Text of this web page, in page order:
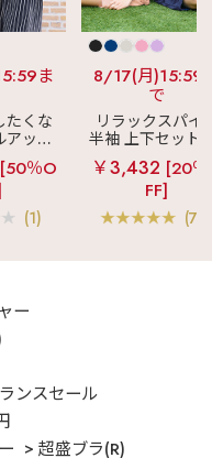
ま
たくな
アップ
イプ
グパン
セット
[50％O
(1)
8/17(月)15:59
で
リラックスパイ
半袖 上下セット
女兼用サイズ)
￥3,432 [20
FF]
ー
ンスセール
超盛ブラ(R)